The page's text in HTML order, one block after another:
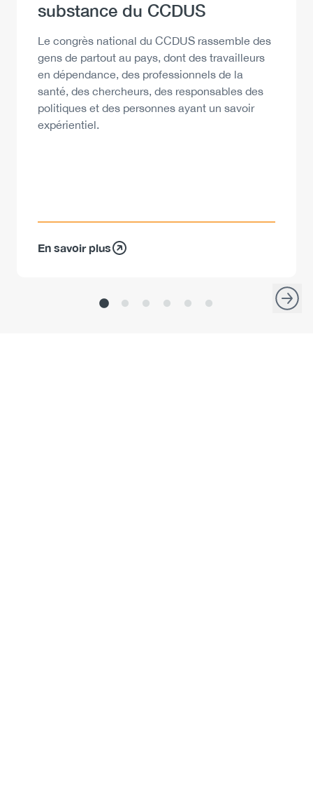
substance du CCDUS
Description
Le congrès national du CCDUS rassemble des
gens de partout au pays, dont des travailleurs
en dépendance, des professionnels de la
santé, des chercheurs, des responsables des
politiques et des personnes ayant un savoir
expérientiel.
En savoir plus